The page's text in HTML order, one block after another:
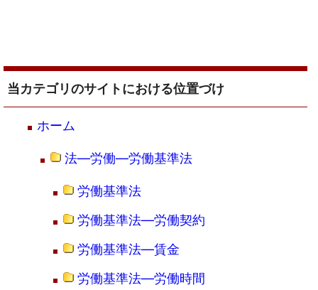
当カテゴリのサイトにおける位置づけ
ホーム
法―労働―労働基準法
労働基準法
労働基準法―労働契約
労働基準法―賃金
労働基準法―労働時間